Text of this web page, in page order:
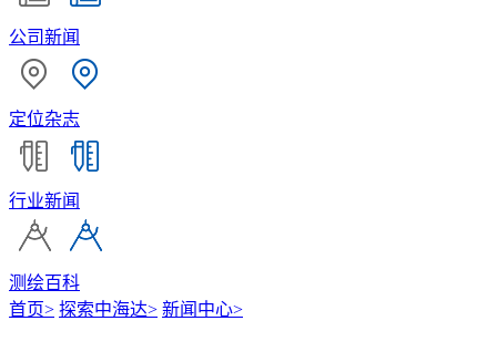
公司新闻
定位杂志
行业新闻
测绘百科
首页> 探索中海达> 新闻中心>